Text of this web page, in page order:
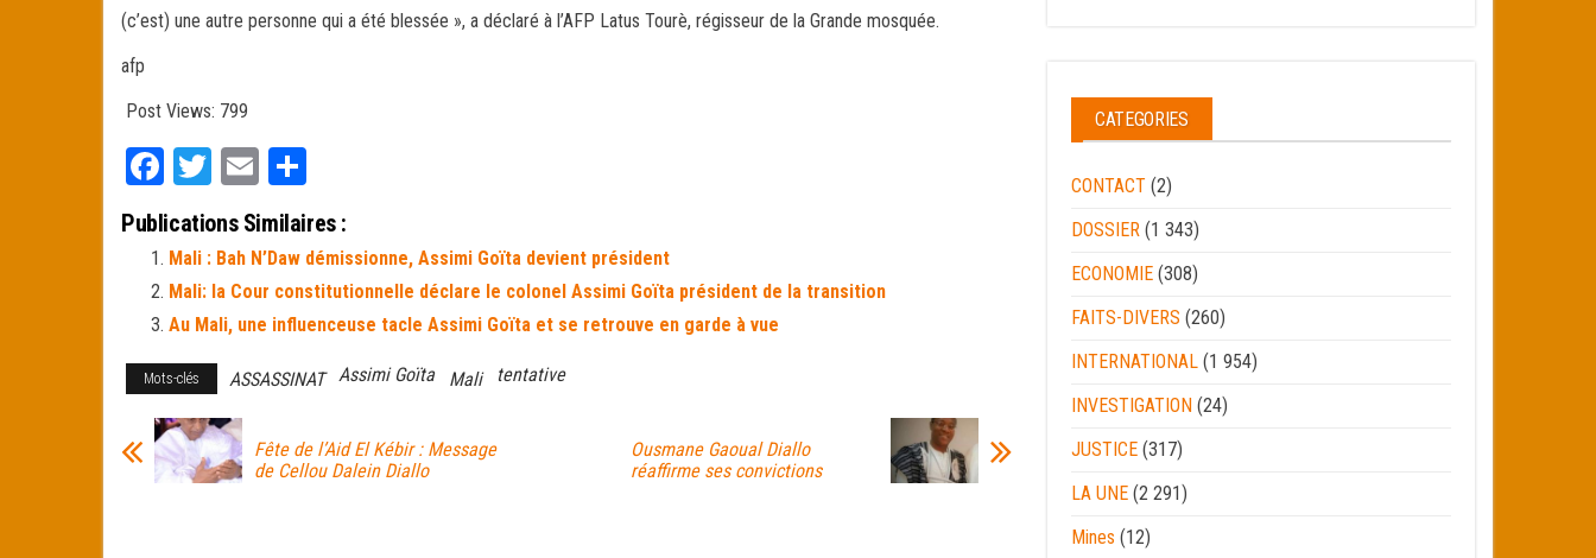
(c’est) une autre personne qui a été blessée », a déclaré à l’AFP Latus Tourè, régisseur de la Grande mosquée.
afp
Post Views: 799
Fa
ce
bo
ok
T
tt
er
E
m
ail ag
er
Publications Similaires :
Mali : Bah N’Daw démissionne, Assimi Goïta devient président
Mali: la Cour constitutionnelle déclare le colonel Assimi Goïta président de la transition
Au Mali, une influenceuse tacle Assimi Goïta et se retrouve en garde à vue
Mots-clés ASSASSINAT Assimi Goïta Mali tentative
Fête de l’Aid El Kébir : Message
de Cellou Dalein Diallo
Ousmane Gaoual Diallo
réaffirme ses convictions
CATEGORIES
CONTACT (2)
DOSSIER (1 343)
ECONOMIE (308)
FAITS-DIVERS (260)
INTERNATIONAL (1 954)
INVESTIGATION (24)
JUSTICE (317)
LA UNE (2 291)
Mines (12)